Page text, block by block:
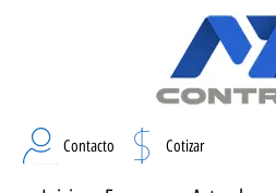
Contacto Cotizar